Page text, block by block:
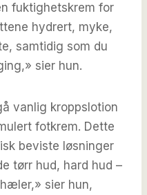
fuktighetskrem for
hydrert, myke,
samtidig som du
sier hun.
vanlig kroppslotion
fotkrem. Dette
beviste løsninger
tørr hud, hard hud –
sier hun,